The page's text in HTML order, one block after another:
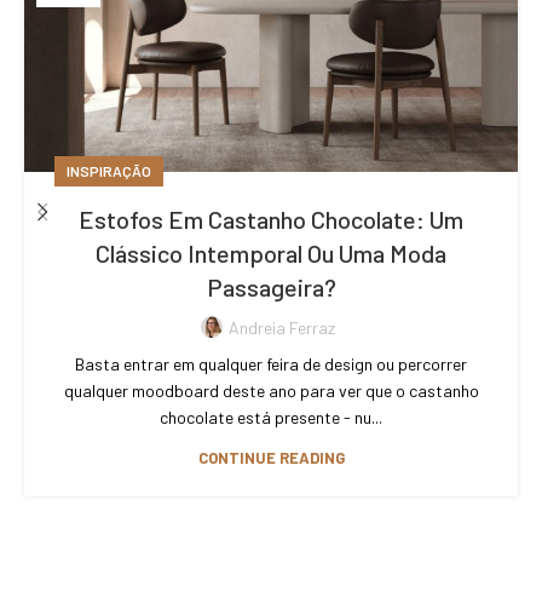
INSPIRAÇÃO
Estofos Em Castanho Chocolate: Um
Clássico Intemporal Ou Uma Moda
Passageira?
Andreia Ferraz
Basta entrar em qualquer feira de design ou percorrer
qualquer moodboard deste ano para ver que o castanho
chocolate está presente - nu...
CONTINUE READING